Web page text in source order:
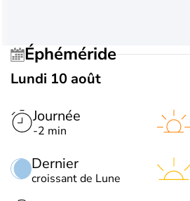
Éphéméride
Lundi 10 août
Journée
-2 min
Dernier
croissant de Lune